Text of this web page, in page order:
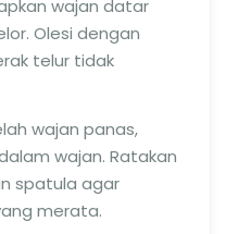
wajan datar
Olesi dengan
telur tidak
wajan panas,
wajan. Ratakan
spatula agar
merata.